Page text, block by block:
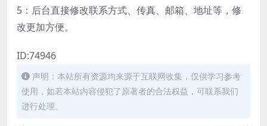
5：后台直接修改联系方式、传真、邮箱、地址等，修
改更加方便。
ID:74946
声明：本站所有资源均来源于互联网收集，仅供学习参考
使用，如若本站内容侵犯了原著者的合法权益，可联系我们
进行处理。